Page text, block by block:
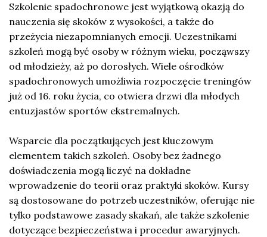
Szkolenie spadochronowe jest wyjątkową okazją do
nauczenia się skoków z wysokości, a także do
przeżycia niezapomnianych emocji. Uczestnikami
szkoleń mogą być osoby w różnym wieku, począwszy
od młodzieży, aż po dorosłych. Wiele ośrodków
spadochronowych umożliwia rozpoczęcie treningów
już od 16. roku życia, co otwiera drzwi dla młodych
entuzjastów sportów ekstremalnych.
Wsparcie dla początkujących jest kluczowym
elementem takich szkoleń. Osoby bez żadnego
doświadczenia mogą liczyć na dokładne
wprowadzenie do teorii oraz praktyki skoków. Kursy
są dostosowane do potrzeb uczestników, oferując nie
tylko podstawowe zasady skakań, ale także szkolenie
dotyczące bezpieczeństwa i procedur awaryjnych.